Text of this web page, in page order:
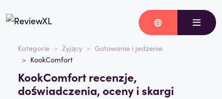
Kategorie Żyjący
Gotowanie i jedzenie
KookComfort
KookComfort recenzje,
doświadczenia, oceny i skargi